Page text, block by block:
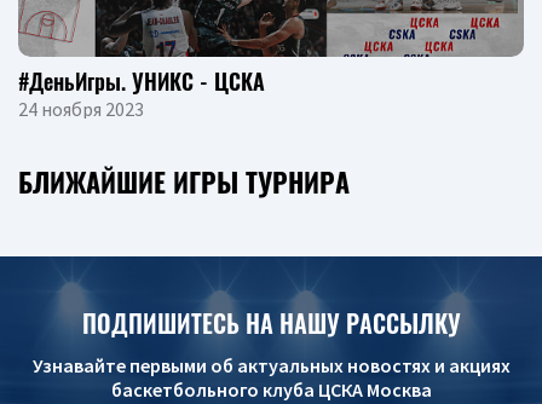
#ДеньИгры. УНИКС - ЦСКА
24 ноября 2023
БЛИЖАЙШИЕ ИГРЫ ТУРНИРА
ПОДПИШИТЕСЬ НА НАШУ РАССЫЛКУ
Узнавайте первыми об актуальных новостях и акциях
баскетбольного клуба ЦСКА Москва